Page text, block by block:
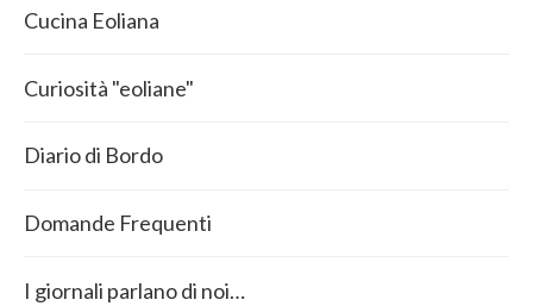
Cucina Eoliana
Curiosità "eoliane"
Diario di Bordo
Domande Frequenti
I giornali parlano di noi…